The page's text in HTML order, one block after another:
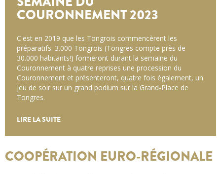
COURONNEMENT 2023
C'est en 2019 que les Tongrois commencèrent les
préparatifs. 3.000 Tongrois (Tongres compte près de
30.000 habitants!) formeront durant la semaine du
Couronnement à quatre reprises une procession du
Couronnement et présenteront, quatre fois également, un
jeu de soir sur un grand podium sur la Grand-Place de
Tongres.
LIRE LA SUITE
COOPÉRATION EURO-RÉGIONALE